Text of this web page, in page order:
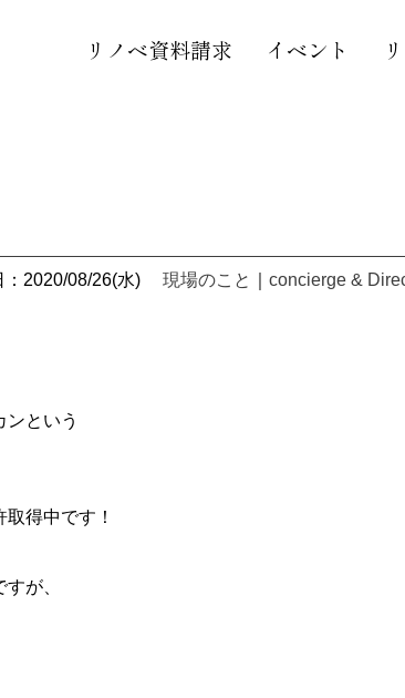
リノベ資料請求 イベント
：2020/08/26(水) 現場のこと concierge &
という
得中です！
が、